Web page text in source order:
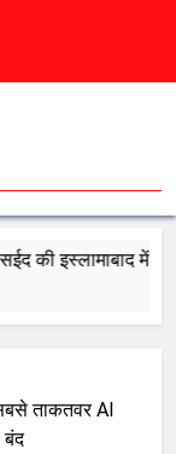
में मौत
ताकतवर AI
बंद